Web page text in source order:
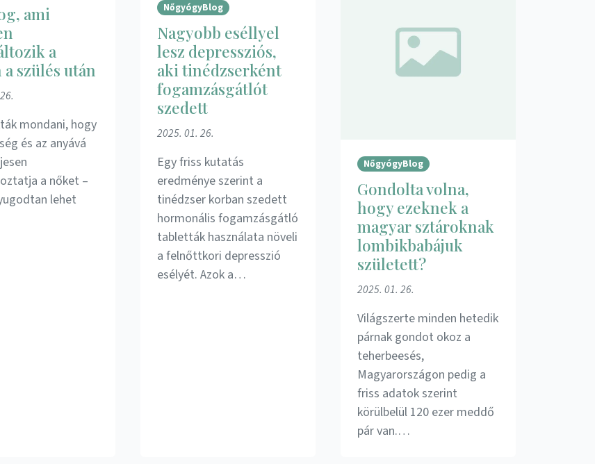
ami
a
szülés után
mondani, hogy
és az anyává
a nőket –
lehet
NőgyógyBlog
Nagyobb eséllyel
lesz depressziós,
aki tinédzserként
fogamzásgátlót
szedett
2025. 01. 26.
Egy friss kutatás
eredménye szerint a
tinédzser korban szedett
hormonális fogamzásgátló
tabletták használata növeli
a felnőttkori depresszió
esélyét. Azok a…
NőgyógyBlog
Gondolta volna,
hogy ezeknek a
magyar sztároknak
lombikbabájuk
született?
2025. 01. 26.
Világszerte minden hetedik
párnak gondot okoz a
teherbeesés,
Magyarországon pedig a
friss adatok szerint
körülbelül 120 ezer meddő
pár van.…